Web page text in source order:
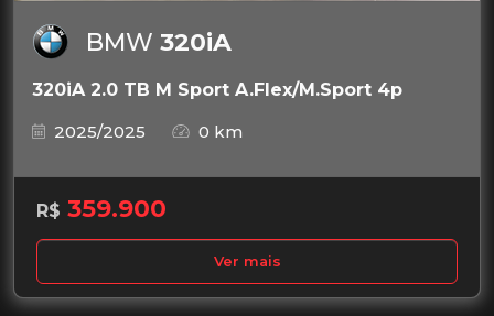
BMW 320iA
320iA 2.0 TB M Sport A.Flex/M.Sport 4p
2025/2025
0 km
R$ 359.900
Ver mais